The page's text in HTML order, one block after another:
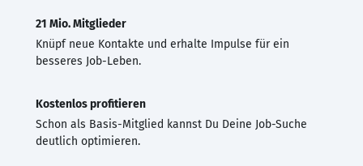
21 Mio. Mitglieder
Knüpf neue Kontakte und erhalte Impulse für ein
besseres Job-Leben.
Kostenlos profitieren
Schon als Basis-Mitglied kannst Du Deine Job-Suche
deutlich optimieren.